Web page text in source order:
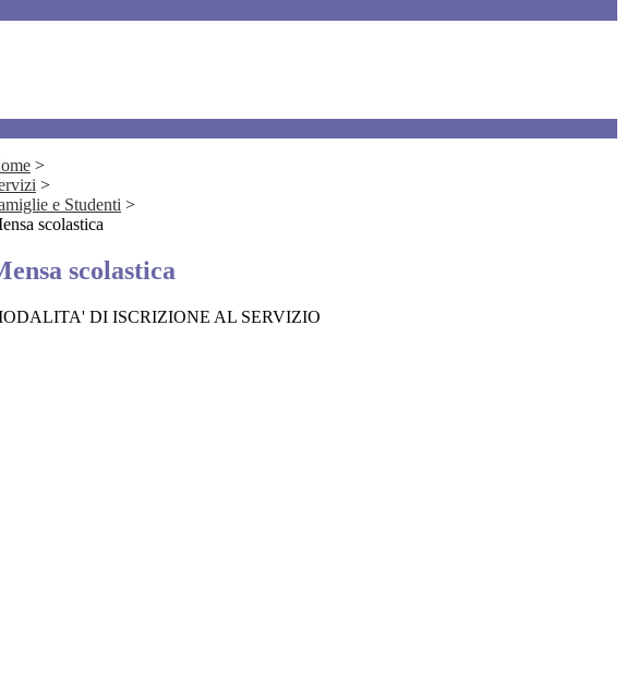
>
>
e Studenti >
scolastica
scolastica
DI ISCRIZIONE AL SERVIZIO